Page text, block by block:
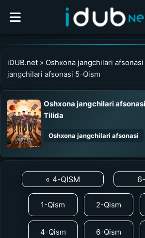
iDUB.net » Oshxona jangchilari afsonasi
jangchilari afsonasi 5-Qism
Oshxona jangchilari
Tilida
Oshxona jangchilari afsonasi
0:00/0:00
« 4-QISM
1-Qism 2-Qism
4-Qism 6-Qism